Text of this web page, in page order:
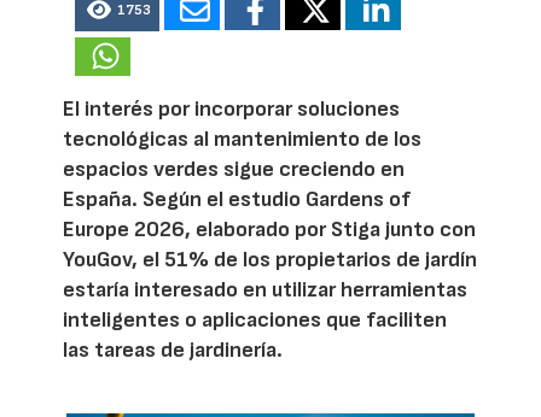
1753
El interés por incorporar soluciones
tecnológicas al mantenimiento de los
espacios verdes sigue creciendo en
España. Según el estudio Gardens of
Europe 2026, elaborado por Stiga junto con
YouGov, el 51% de los propietarios de jardín
estaría interesado en utilizar herramientas
inteligentes o aplicaciones que faciliten
las tareas de jardinería.